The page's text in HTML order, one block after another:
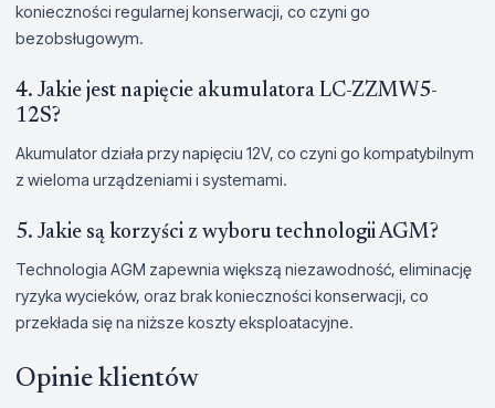
konieczności regularnej konserwacji, co czyni go
bezobsługowym.
4. Jakie jest napięcie akumulatora LC-ZZMW5-
12S?
Akumulator działa przy napięciu 12V, co czyni go kompatybilnym
z wieloma urządzeniami i systemami.
5. Jakie są korzyści z wyboru technologii AGM?
Technologia AGM zapewnia większą niezawodność, eliminację
ryzyka wycieków, oraz brak konieczności konserwacji, co
przekłada się na niższe koszty eksploatacyjne.
Opinie klientów